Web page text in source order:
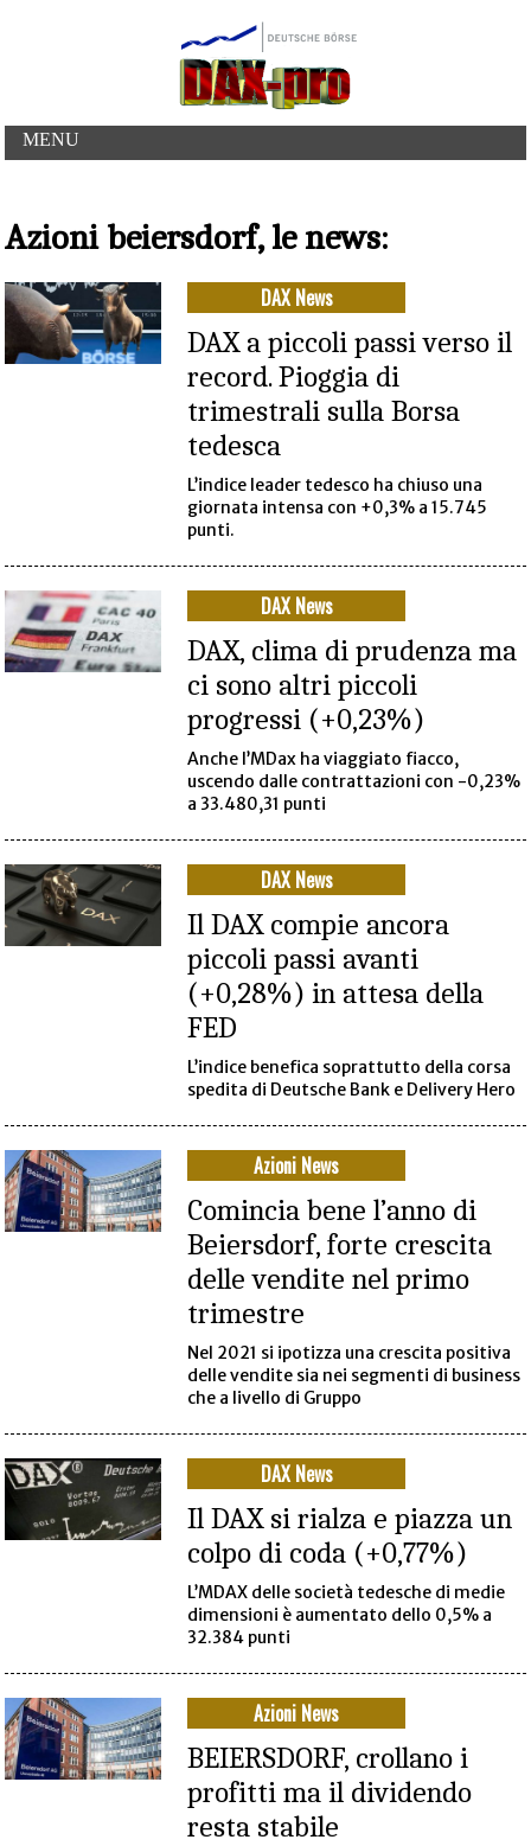
MENU
Azioni beiersdorf, le news:
DAX News
DAX a piccoli passi verso il
record. Pioggia di
trimestrali sulla Borsa
tedesca
L’indice leader tedesco ha chiuso una
giornata intensa con +0,3% a 15.745
punti.
DAX News
DAX, clima di prudenza ma
ci sono altri piccoli
progressi (+0,23%)
Anche l’MDax ha viaggiato fiacco,
uscendo dalle contrattazioni con -0,23%
a 33.480,31 punti
DAX News
Il DAX compie ancora
piccoli passi avanti
(+0,28%) in attesa della
FED
L’indice benefica soprattutto della corsa
spedita di Deutsche Bank e Delivery Hero
Azioni News
Comincia bene l’anno di
Beiersdorf, forte crescita
delle vendite nel primo
trimestre
Nel 2021 si ipotizza una crescita positiva
delle vendite sia nei segmenti di business
che a livello di Gruppo
DAX News
Il DAX si rialza e piazza un
colpo di coda (+0,77%)
L’MDAX delle società tedesche di medie
dimensioni è aumentato dello 0,5% a
32.384 punti
Azioni News
BEIERSDORF, crollano i
profitti ma il dividendo
resta stabile